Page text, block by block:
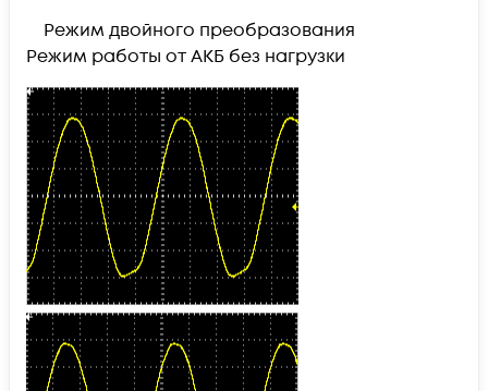
Режим двойного преобразования
Режим работы от АКБ без нагрузки